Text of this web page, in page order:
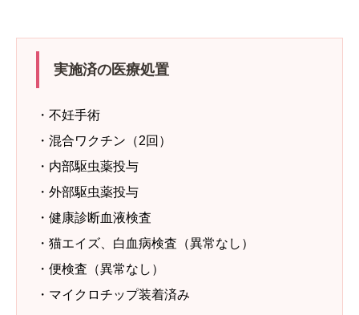
実施済の医療処置
・不妊手術
・混合ワクチン（2回）
・内部駆虫薬投与
・外部駆虫薬投与
・健康診断血液検査
・猫エイズ、白血病検査（異常なし）
・便検査（異常なし）
・マイクロチップ装着済み